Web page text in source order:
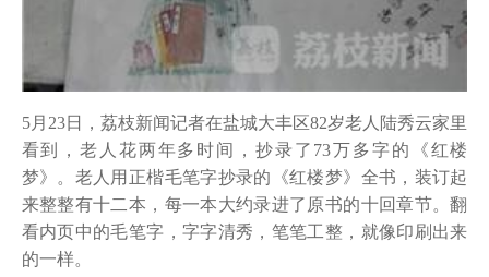
5月23日，荔枝新闻记者在盐城大丰区82岁老人陆秀云家里
看到，老人花两年多时间，抄录了73万多字的《红楼
梦》。老人用正楷毛笔字抄录的《红楼梦》全书，装订起
来整整有十二本，每一本大约录进了原书的十回章节。翻
看内页中的毛笔字，字字清秀，笔笔工整，就像印刷出来
的一样。